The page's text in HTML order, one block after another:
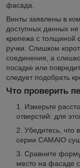
фасада.
Винты заявлены в
доступных данных не
крепежа с толщиной
ручки. Слишком
соединения, а
посадке или
следует подобрать
Что проверить
Измерьте
отверстий: для
Убедитесь, что
серии CAMAIO
Сравните
место на фасаде